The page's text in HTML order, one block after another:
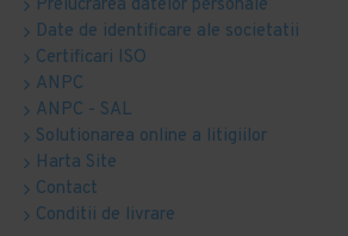
Prelucrarea datelor personale
Date de identificare ale societatii
Certificari ISO
ANPC
ANPC - SAL
Solutionarea online a litigiilor
Harta Site
Contact
Conditii de livrare